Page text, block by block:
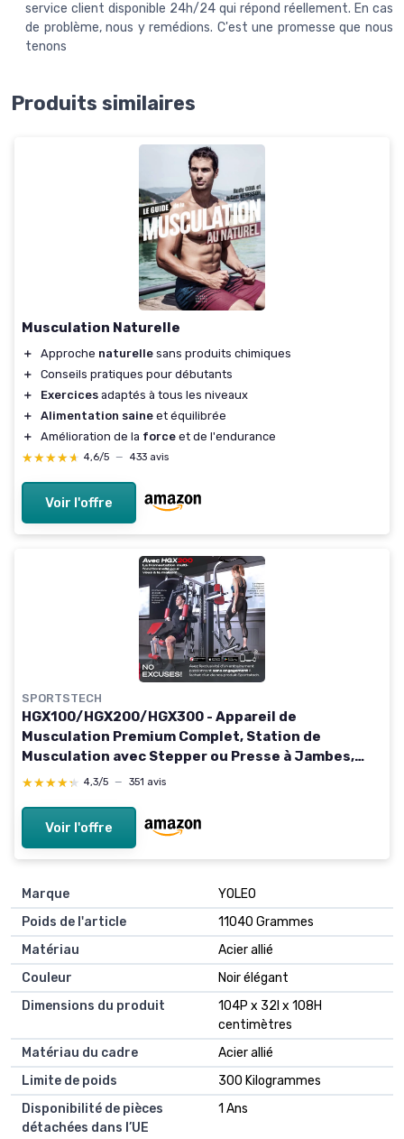
service client disponible 24h/24 qui répond réellement. En cas
de problème, nous y remédions. C'est une promesse que nous
tenons
Produits similaires
Musculation Naturelle
＋ Approche naturelle sans produits chimiques
＋
Conseils pratiques pour débutants
＋
Exercices adaptés à tous les niveaux
＋
Alimentation saine et équilibrée
＋
Amélioration de la force et de l'endurance
★★★★★
★★★★★ 4,6/5 — 433 avis
Voir l'offre
SPORTSTECH
HGX100/HGX200/HGX300 - Appareil de
Musculation Premium Complet, Station de
Musculation avec Stepper ou Presse à Jambes,
Banc de Musculation, Home Gym, Matériau EVA,
★★★★★
★★★★★ 4,3/5 — 351 avis
Voir l'offre
Marque
YOLEO
Poids de l'article
11040 Grammes
Matériau
Acier allié
Couleur
Noir élégant
Dimensions du produit
104P x 32l x 108H
centimètres
Matériau du cadre
Acier allié
Limite de poids
300 Kilogrammes
Disponibilité de pièces
détachées dans l’UE
1 Ans